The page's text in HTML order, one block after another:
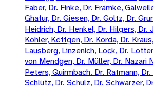
Faber, Dr. Finke, Dr. Främke,
Ghafur, Dr. Giesen, Dr. Goltz, Dr.
Heidrich, Dr. Henkel, Dr. Hilgers, Dr.
Köhler, Köttgen, Dr. Korda, Dr.
Lausberg, Linzenich, Lock, Dr.
von Mendgen, Dr. Müller, Dr. Nazari
Peters, Quirmbach. Dr. Ratmann,
Schlütz, Dr. Schulz, Dr. Schwarzer,